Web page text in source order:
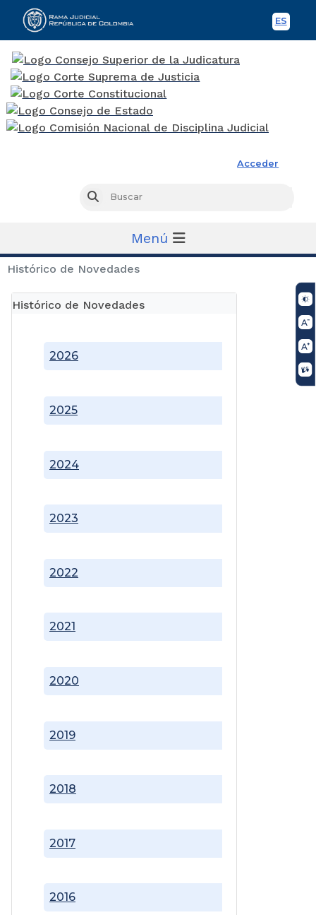
ES
Acceder
Buscar
Menú
Histórico de Novedades
Histórico de Novedades
2016
2017
2018
2019
2020
2021
2022
2023
2024
2025
2026